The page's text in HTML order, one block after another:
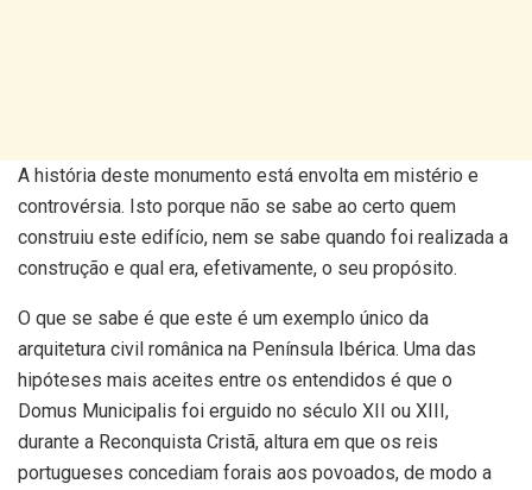
A história deste monumento está envolta em mistério e
controvérsia. Isto porque não se sabe ao certo quem
construiu este edifício, nem se sabe quando foi realizada a
construção e qual era, efetivamente, o seu propósito.
O que se sabe é que este é um exemplo único da
arquitetura civil românica na Península Ibérica. Uma das
hipóteses mais aceites entre os entendidos é que o
Domus Municipalis foi erguido no século XII ou XIII,
durante a Reconquista Cristã, altura em que os reis
portugueses concediam forais aos povoados, de modo a